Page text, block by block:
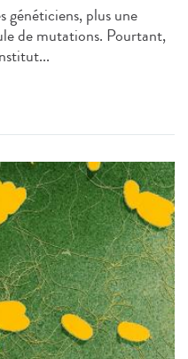
généticiens, plus une
de mutations. Pourtant,